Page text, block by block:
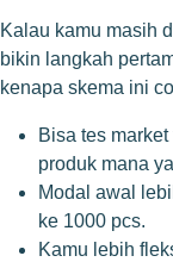
Kalau kamu masih
bikin langkah
kenapa skema ini
Bisa tes
produk mana
Modal awal
ke 1000 pcs.
Kamu lebih